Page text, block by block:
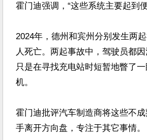
霍门迪强调，“这些系统主要起到
2024年，德州和宾州分别发生两
人死亡。两起事故中，驾驶员都
只是在寻找充电站时短暂地瞥了
机。
霍门迪批评汽车制造商将这些不
手离开方向盘，专注于其它事情。